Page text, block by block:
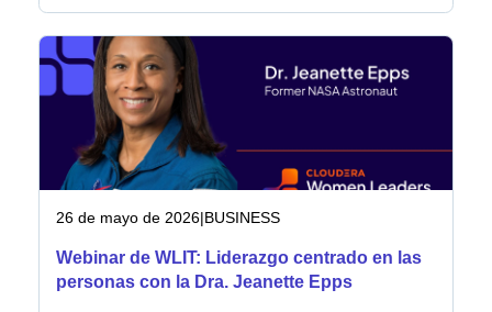
26 de mayo de 2026|BUSINESS
Webinar de WLIT: Liderazgo centrado en las
personas con la Dra. Jeanette Epps